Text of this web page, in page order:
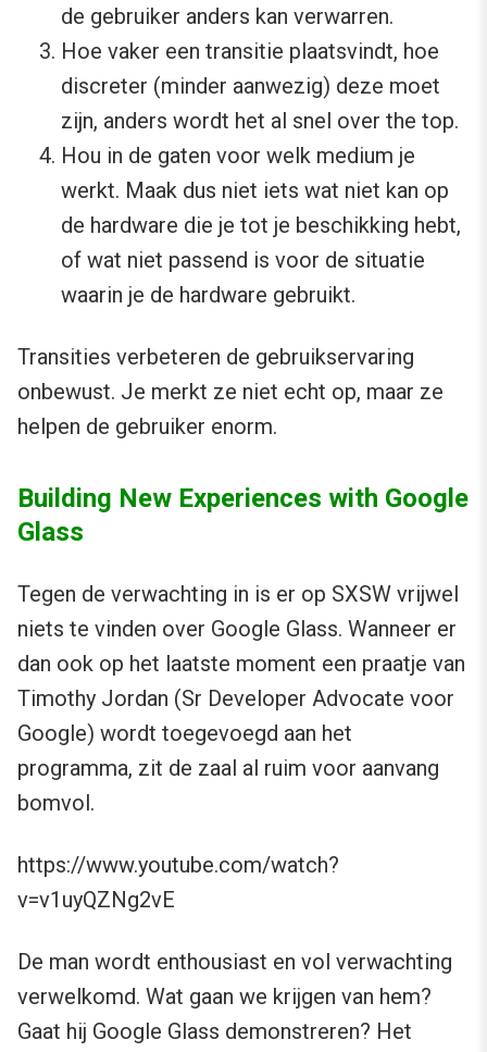
de gebruiker anders kan verwarren.
Hoe vaker een transitie plaatsvindt, hoe
discreter (minder aanwezig) deze moet
zijn, anders wordt het al snel over the top.
Hou in de gaten voor welk medium je
werkt. Maak dus niet iets wat niet kan op
de hardware die je tot je beschikking hebt,
of wat niet passend is voor de situatie
waarin je de hardware gebruikt.
Transities verbeteren de gebruikservaring
onbewust. Je merkt ze niet echt op, maar ze
helpen de gebruiker enorm.
Building New Experiences with Google
Glass
Tegen de verwachting in is er op SXSW vrijwel
niets te vinden over Google Glass. Wanneer er
dan ook op het laatste moment een praatje van
Timothy Jordan (Sr Developer Advocate voor
Google) wordt toegevoegd aan het
programma, zit de zaal al ruim voor aanvang
bomvol.
https://www.youtube.com/watch?
v=v1uyQZNg2vE
De man wordt enthousiast en vol verwachting
verwelkomd. Wat gaan we krijgen van hem?
Gaat hij Google Glass demonstreren? Het